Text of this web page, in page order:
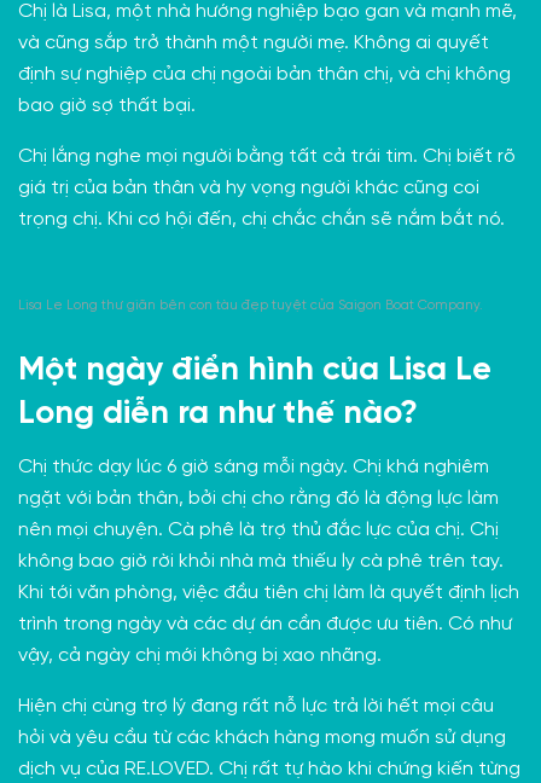
Chị là Lisa, một nhà hướng nghiệp bạo gan và mạnh mẽ,
và cũng sắp trở thành một người mẹ. Không ai quyết
định sự nghiệp của chị ngoài bản thân chị, và chị không
bao giờ sợ thất bại.
Chị lắng nghe mọi người bằng tất cả trái tim. Chị biết rõ
giá trị của bản thân và hy vọng người khác cũng coi
trọng chị. Khi cơ hội đến, chị chắc chắn sẽ nắm bắt nó.
Lisa Le Long thư giãn bên con tàu đẹp tuyệt của Saigon Boat Company.
Một ngày điển hình của Lisa Le
Long diễn ra như thế nào?
Chị thức dạy lúc 6 giờ sáng mỗi ngày. Chị khá nghiêm
ngặt với bản thân, bởi chị cho rằng đó là động lực làm
nên mọi chuyện. Cà phê là trợ thủ đắc lực của chị. Chị
không bao giờ rời khỏi nhà mà thiếu ly cà phê trên tay.
Khi tới văn phòng, việc đầu tiên chị làm là quyết định lịch
trình trong ngày và các dự án cần được ưu tiên. Có như
vậy, cả ngày chị mới không bị xao nhãng.
Hiện chị cùng trợ lý đang rất nỗ lực trả lời hết mọi câu
hỏi và yêu cầu từ các khách hàng mong muốn sử dụng
dịch vụ của RE.LOVED. Chị rất tự hào khi chứng kiến từng